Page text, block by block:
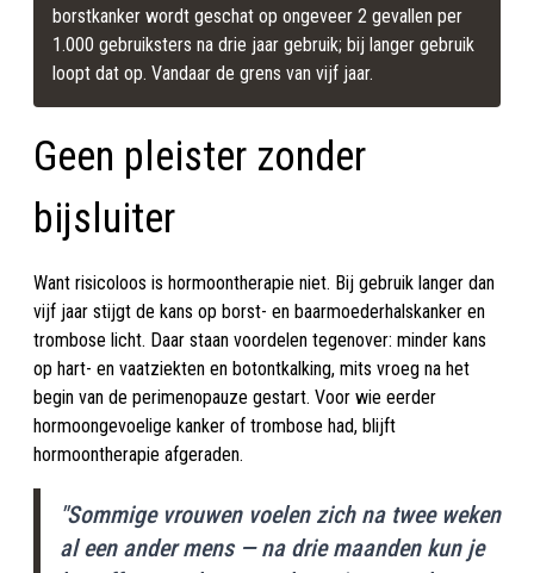
borstkanker wordt geschat op ongeveer 2 gevallen per
1.000 gebruiksters na drie jaar gebruik; bij langer gebruik
loopt dat op. Vandaar de grens van vijf jaar.
Geen pleister zonder
bijsluiter
Want risicoloos is hormoontherapie niet. Bij gebruik langer dan
vijf jaar stijgt de kans op borst- en baarmoederhalskanker en
trombose licht. Daar staan voordelen tegenover: minder kans
op hart- en vaatziekten en botontkalking, mits vroeg na het
begin van de perimenopauze gestart. Voor wie eerder
hormoongevoelige kanker of trombose had, blijft
hormoontherapie afgeraden.
"Sommige vrouwen voelen zich na twee weken
al een ander mens — na drie maanden kun je